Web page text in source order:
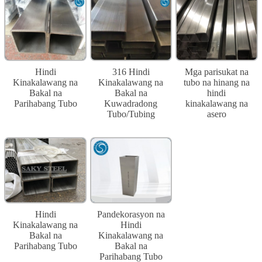
Hindi
Kinakalawang na
Bakal na
Parihabang Tubo
316 Hindi
Kinakalawang na
Bakal na
Kuwadradong
Tubo/Tubing
Mga parisukat na
tubo na hinang na
hindi
kinakalawang na
asero
Hindi
Kinakalawang na
Bakal na
Parihabang Tubo
Pandekorasyon na
Hindi
Kinakalawang na
Bakal na
Parihabang Tubo